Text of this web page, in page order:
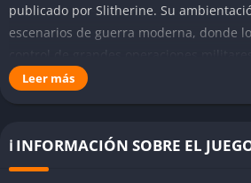
publicado por Slitherine. Su
escenarios de guerra moderna, donde
control de grandes operaciones
táctico-operacional sumamente
táctica completa que desafía tanto a los
como a los más experimentados.
Leer más
ℹ️ INFORMACIÓN SOBRE EL